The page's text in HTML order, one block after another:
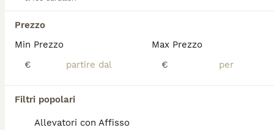
Prezzo
Min Prezzo
€
Max Prezzo
€
Filtri popolari
Allevatori con Affisso
BOOST